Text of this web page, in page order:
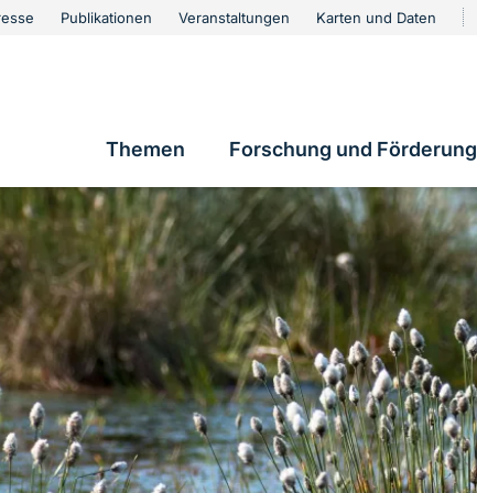
Publikationen Veranstaltungen Karten und Daten
Hauptnavigation
Themen Forschung und Förderung